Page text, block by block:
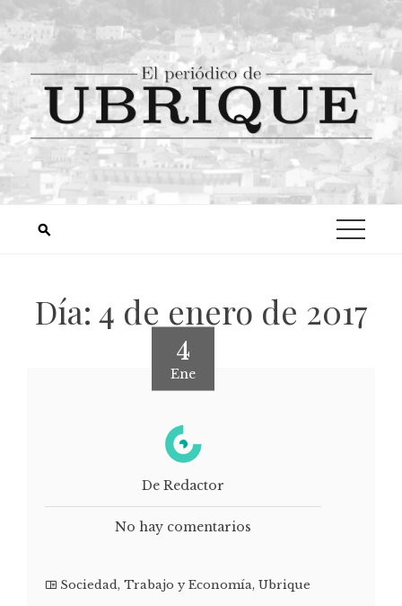
Día: 4 de enero de 2017
4
Ene
De Redactor
No hay comentarios
Sociedad, Trabajo y Economía, Ubrique